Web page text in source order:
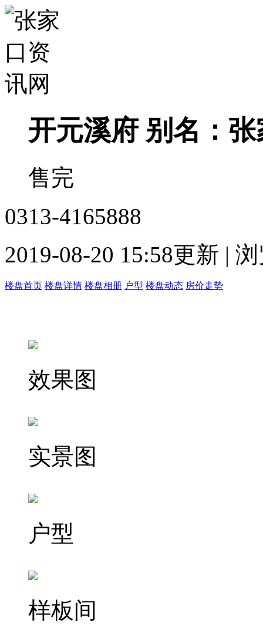
开元溪府 别名：
售完
0313-4165888
2019-08-20 15:58更新 |
楼盘首页 楼盘详情 楼盘相册 户型 楼盘动态 房价走势
效果图
实景图
户型
样板间